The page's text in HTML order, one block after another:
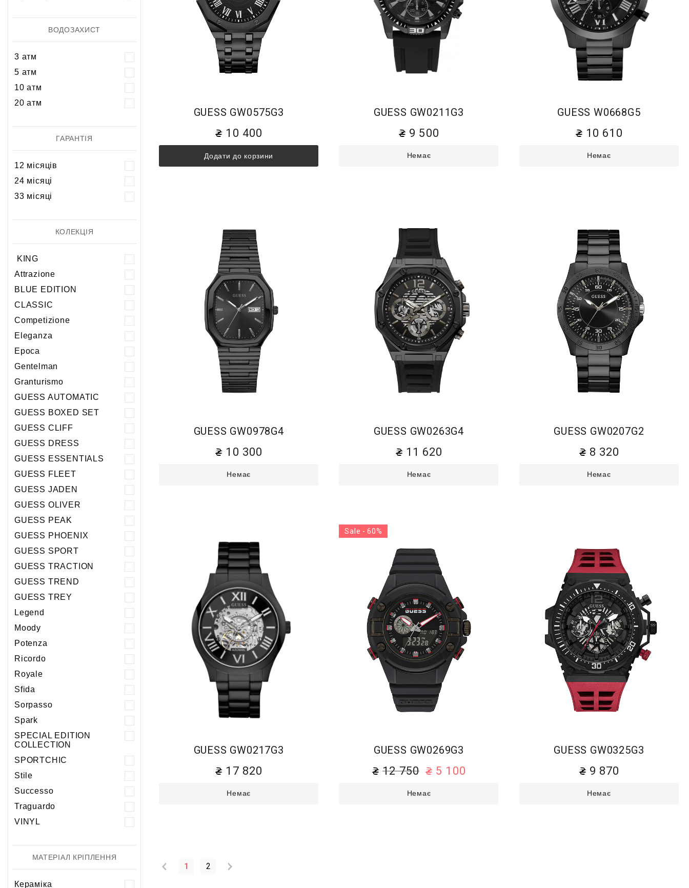
ВОДОЗАХИСТ
3 атм
5 атм
10 атм
20 атм
ГАРАНТІЯ
12 місяців
24 місяці
33 місяці
КОЛЕКЦІЯ
KING
Attrazione
BLUE EDITION
CLASSIC
Competizione
Eleganza
Epoca
Gentelman
Granturismo
GUESS AUTOMATIC
GUESS BOXED SET
GUESS CLIFF
GUESS DRESS
GUESS ESSENTIALS
GUESS FLEET
GUESS JADEN
GUESS OLIVER
GUESS PEAK
GUESS PHOENIХ
GUESS SPORT
GUESS TRACTION
GUESS TREND
GUESS TREY
Legend
Moody
Potenza
Ricordo
Royale
Sfida
Sorpasso
Spark
SPECIAL EDITION
COLLECTION
SPORTCHIC
Stile
Successo
Traguardo
VINYL
МАТЕРІАЛ КРІПЛЕННЯ
Кераміка
GUESS GW0575G3
10 400
Додати до корзини
GUESS GW0211G3
9 500
Немає
GUESS W0668G5
10 610
Немає
GUESS GW0978G4
10 300
Немає
GUESS GW0263G4
11 620
Немає
GUESS GW0207G2
8 320
Немає
GUESS GW0217G3
17 820
Немає
GUESS GW0269G3
12 750 5 100
Немає
Sale - 60%
GUESS GW0325G3
9 870
Немає
1 2